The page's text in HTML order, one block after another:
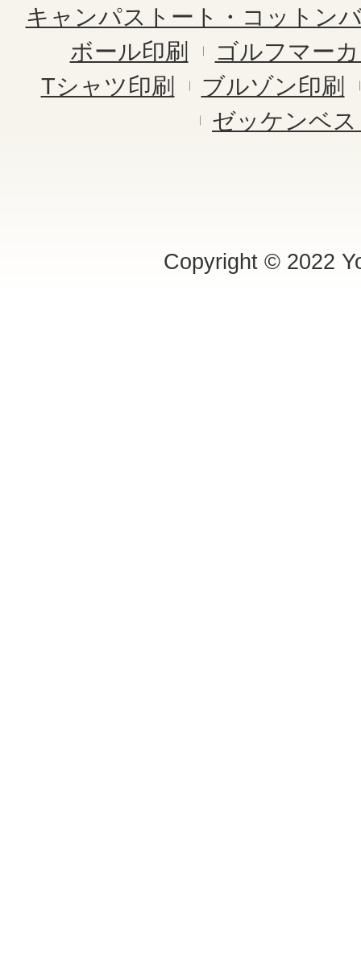
キャンパストート・コットン
ボール印刷
ゴルフマー
Tシャツ印刷
ブルゾン印刷
ゼッケンベ
Copyright © 2022